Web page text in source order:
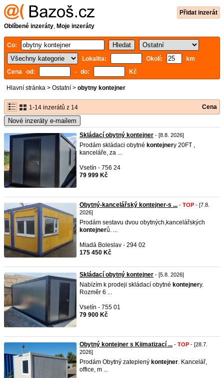
Přidat inzerát
Oblíbené inzeráty, Moje inzeráty
Co:
Lokalita:
Okolí:
km
Cena od:
- do: Kč
Hlavní stránka > Ostatní > obytny kontejner
1-14 inzerátů z 14 Cena
Nové inzeráty e-mailem
Skládací obytný kontejner - [8.8. 2026]
Prodám skládaci obytné kontejnery 20FT ,
kanceláře, za ...
Vsetín - 756 24
79 999 Kč
Obytný-kancelářský kontejner-s ... - TOP - [7.8.
2026]
Prodám sestavu dvou obytných,kancelářských
kontejnerů. ...
Mladá Boleslav - 294 02
175 450 Kč
Skládací obytný kontejner - [5.8. 2026]
Nabízím k prodeji skládací obytné kontejnery.
Rozměr 6 ...
Vsetín - 755 01
79 900 Kč
Obytný kontejner s Kiimatizací ... - TOP - [28.7.
2026]
Prodám Obytný zateplený kontejner. Kancelář,
office, m ...